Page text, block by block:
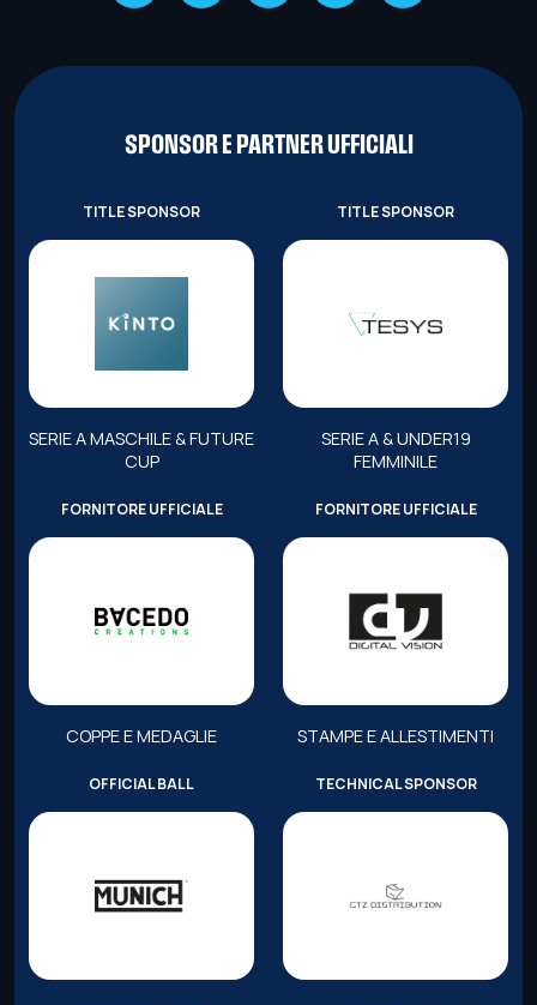
SPONSOR E PARTNER UFFICIALI
TITLE SPONSOR
SERIE A MASCHILE & FUTURE
CUP
TITLE SPONSOR
SERIE A & UNDER19
FEMMINILE
FORNITORE UFFICIALE
COPPE E MEDAGLIE
FORNITORE UFFICIALE
STAMPE E ALLESTIMENTI
OFFICIAL BALL TECHNICAL SPONSOR